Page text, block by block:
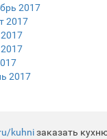
2017
2017
2017
kuhniзаказать